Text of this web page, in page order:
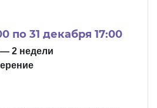
по 31 декабря 17:00
2 недели